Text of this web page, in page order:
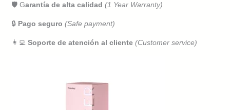
🛡️ Garantía de alta calidad (1 Year Warranty)
🔒 Pago seguro (Safe payment)
👩‍💻 Soporte de atención al cliente (Customer service)